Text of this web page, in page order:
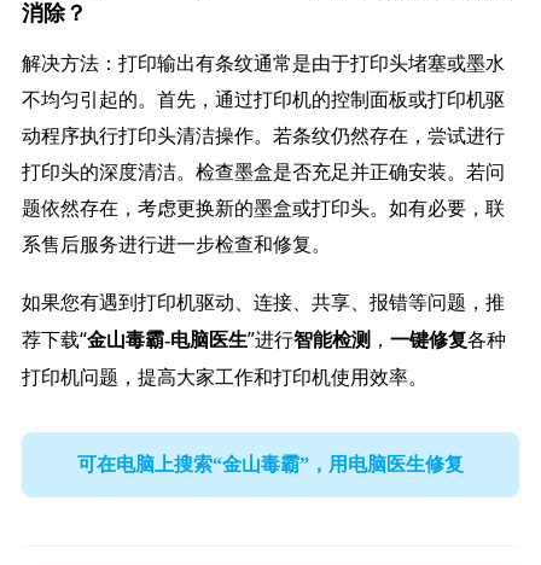
消除？
解决方法：打印输出有条纹通常是由于打印头堵塞或墨水
不均匀引起的。首先，通过打印机的控制面板或打印机驱
动程序执行打印头清洁操作。若条纹仍然存在，尝试进行
打印头的深度清洁。检查墨盒是否充足并正确安装。若问
题依然存在，考虑更换新的墨盒或打印头。如有必要，联
系售后服务进行进一步检查和修复。
如果您有遇到打印机驱动、连接、共享、报错等问题，推
荐下载“金山毒霸-电脑医生”进行智能检测， 一键修复各种
打印机问题，提高大家工作和打印机使用效率。
可在电脑上搜索“金山毒霸”，用电脑医生修复